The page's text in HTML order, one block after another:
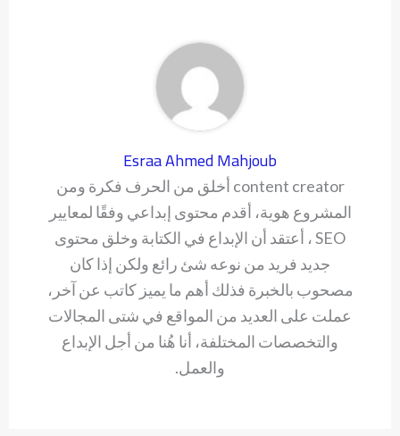
Esraa Ahmed Mahjoub
content creator أخلق من الحرف فكرة ومن
المشروع هوية، أقدم محتوى إبداعي وفقًا لمعايير
SEO ، أعتقد أن الإبداع في الكتابة وخلق محتوى
جديد فريد من نوعه شئ رائع ولكن إذا كان
مصحوب بالخبرة فذلك أهم ما يميز كاتب عن آخر،
عملت على العديد من المواقع في شتى المجالات
والتخصصات المختلفة، أنا هُنا من أجل الإبداع
والعمل.